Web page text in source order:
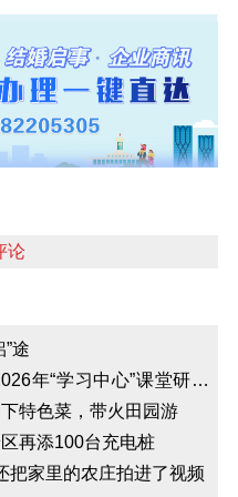
论
途
年“学习中心”课堂研讨
特色菜，带火田园游
再添100台充电桩
把家里的农庄拍进了视频